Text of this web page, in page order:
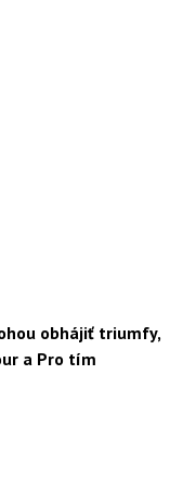
obhájiť triumfy,
a Pro tím